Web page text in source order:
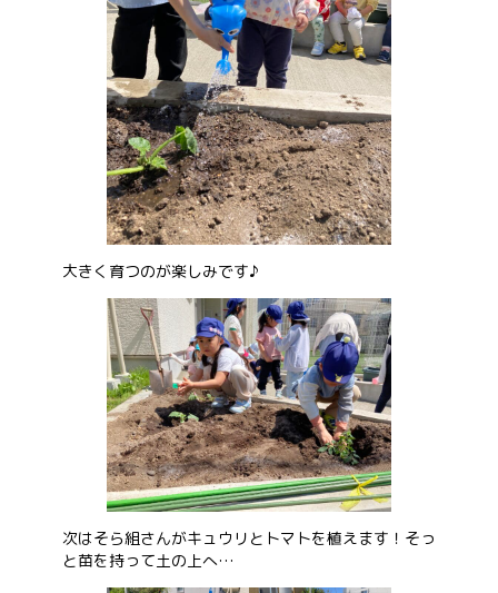
大きく育つのが楽しみです♪
次はそら組さんがキュウリとトマトを植えます！そっ
と苗を持って土の上へ…